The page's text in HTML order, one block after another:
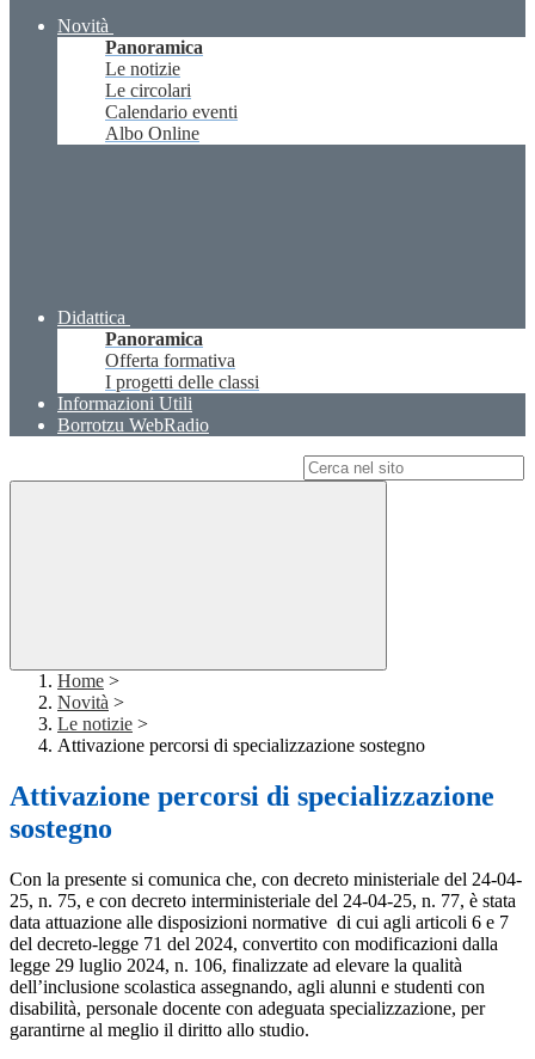
Novità
Panoramica
Le notizie
Le circolari
Calendario eventi
Albo Online
Didattica
Panoramica
Offerta formativa
I progetti delle classi
Informazioni Utili
Borrotzu WebRadio
Home >
Novità >
Le notizie >
Attivazione percorsi di specializzazione sostegno
Attivazione percorsi di specializzazione
sostegno
Con la presente si comunica che, con decreto ministeriale del 24-04-
25, n. 75, e con decreto interministeriale del 24-04-25, n. 77, è stata
data attuazione alle disposizioni normative di cui agli articoli 6 e 7
del decreto-legge 71 del 2024, convertito con modificazioni dalla
legge 29 luglio 2024, n. 106, finalizzate ad elevare la qualità
dell’inclusione scolastica assegnando, agli alunni e studenti con
disabilità, personale docente con adeguata specializzazione, per
garantirne al meglio il diritto allo studio.